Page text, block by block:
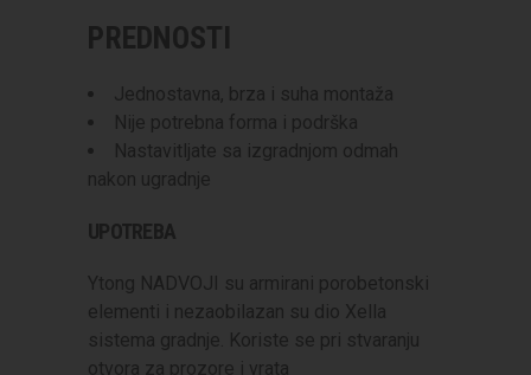
PREDNOSTI
Jednostavna, brza i suha montaža
Nije potrebna forma i podrška
Nastavitljate sa izgradnjom odmah
nakon ugradnje
UPOTREBA
Ytong NADVOJI su armirani porobetonski
elementi i nezaobilazan su dio Xella
sistema gradnje. Koriste se pri stvaranju
otvora za prozore i vrata